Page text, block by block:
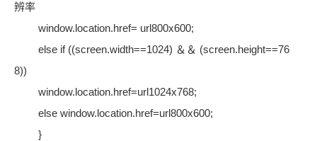
辨率
window.location.href= url800x600;
else if ((screen.width==1024) ＆＆ (screen.height==76
8))
window.location.href=url1024x768;
else window.location.href=url800x600;
}